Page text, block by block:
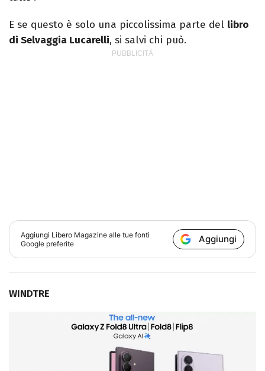
E se questo è solo una piccolissima parte del libro
di Selvaggia Lucarelli, si salvi chi può.
Aggiungi Libero Magazine alle tue fonti
Google preferite
Aggiungi
WINDTRE